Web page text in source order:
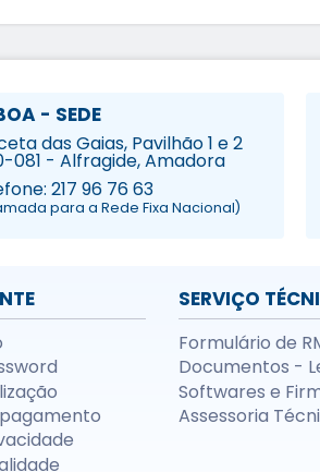
- SEDE
das Gaias, Pavilhão 1 e 2
081 - Alfragide, Amadora
217 96 76 63
para a Rede Fixa Nacional)
SERVIÇO
Formulário de
Documentos -
Softwares e
Assessoria